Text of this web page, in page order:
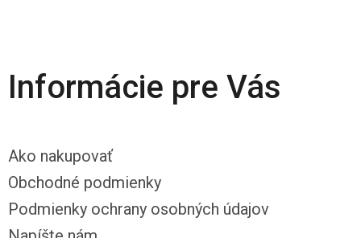
Informácie pre Vás
Ako nakupovať
Obchodné podmienky
Podmienky ochrany osobných údajov